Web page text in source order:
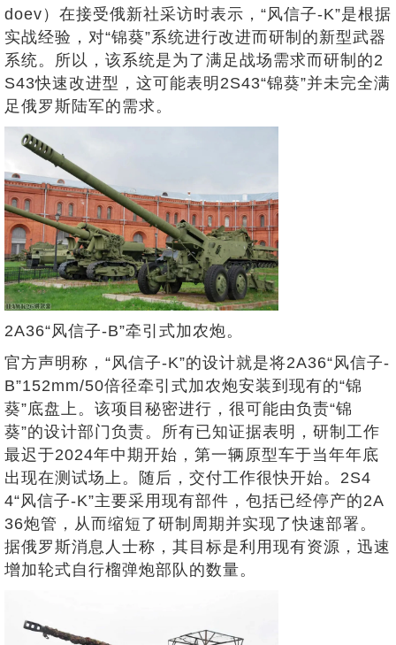
doev）在接受俄新社采访时表示，“风信子-K”是根据
实战经验，对“锦葵”系统进行改进而研制的新型武器
系统。所以，该系统是为了满足战场需求而研制的2
S43快速改进型，这可能表明2S43“锦葵”并未完全满
足俄罗斯陆军的需求。
2A36“风信子-B”牵引式加农炮。
官方声明称，“风信子-K”的设计就是将2A36“风信子-
B”152mm/50倍径牵引式加农炮安装到现有的“锦
葵”底盘上。该项目秘密进行，很可能由负责“锦
葵”的设计部门负责。所有已知证据表明，研制工作
最迟于2024年中期开始，第一辆原型车于当年年底
出现在测试场上。随后，交付工作很快开始。2S4
4“风信子-K”主要采用现有部件，包括已经停产的2A
36炮管，从而缩短了研制周期并实现了快速部署。
据俄罗斯消息人士称，其目标是利用现有资源，迅速
增加轮式自行榴弹炮部队的数量。